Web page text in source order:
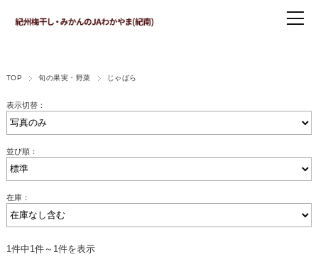
TOP 旬の果実・野菜 じゃばら
表示切替：
並び順：
在庫：
1件中1件～1件を表示